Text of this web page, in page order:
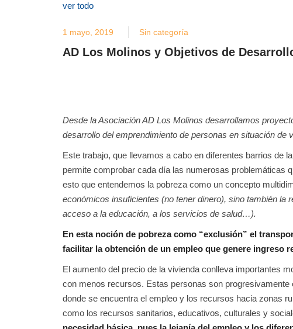
ver todo
1 mayo, 2019 Sin categoría
AD Los Molinos y Objetivos de
Desde la Asociación AD Los Molinos desarrollamos
desarrollo del emprendimiento de personas en situación de
Este trabajo, que llevamos a cabo en diferentes barrios de
permite comprobar cada día las numerosas
esto que entendemos la pobreza como un concepto
económicos insuficientes (no tener dinero), sino también
acceso a la educación, a los servicios de salud…).
En esta noción de pobreza como “exclusión” el
facilitar la obtención de un empleo que genere ingreso
El aumento del precio de la vivienda conlleva importantes
con menos recursos. Estas personas son
donde se encuentra el empleo y los recursos hacia zonas
como los recursos sanitarios, educativos, culturales y